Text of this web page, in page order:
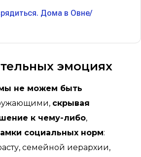
Дома в Овне/
эмоциях
не можем быть
скрывая
к чему-либо,
социальных норм:
семейной иерархии,